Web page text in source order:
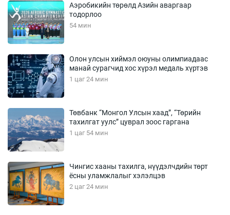
Аэробикийн төрөлд Азийн аваргаар
тодорлоо
54 мин
Олон улсын хиймэл оюуны олимпиадаас
манай сурагчид хос хүрэл медаль хүртэв
1 цаг 24 мин
Төвбанк “Монгол Улсын хаад”, “Төрийн
тахилгат уулс” цуврал зоос гаргана
1 цаг 54 мин
Чингис хааны тахилга, нүүдэлчдийн төрт
ёсны уламжлалыг хэлэлцэв
2 цаг 24 мин